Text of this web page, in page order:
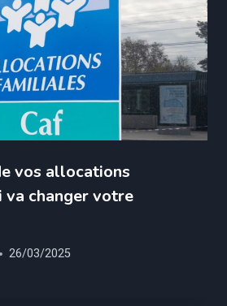
vos allocations
changer votre
26/03/2025